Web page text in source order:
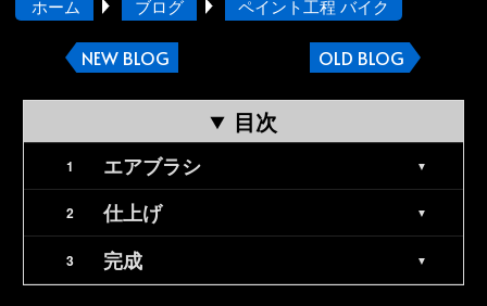
ホーム ブログ ペイント工程 バイク
NEW BLOG OLD BLOG
目次
エアブラシ
仕上げ
完成